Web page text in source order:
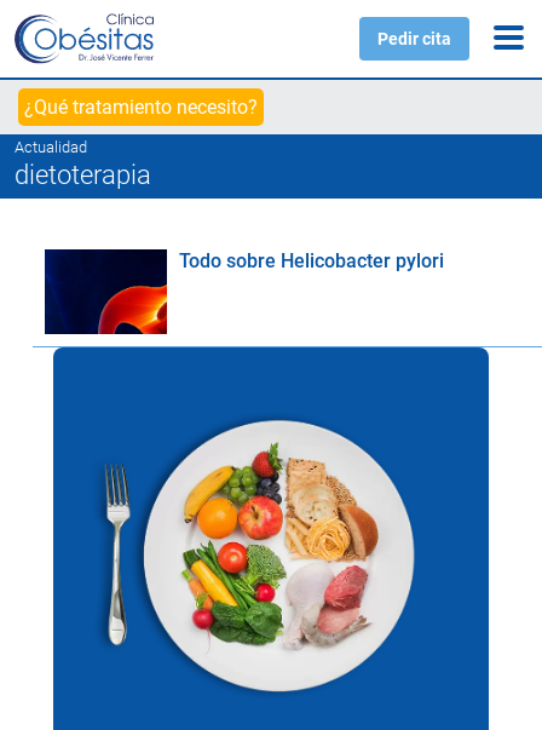
Pedir cita
¿Qué tratamiento necesito?
Actualidad
dietoterapia
Todo sobre Helicobacter pylori